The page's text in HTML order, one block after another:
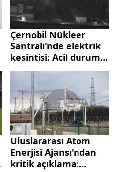
Çernobil Nükleer
Santrali'nde elektrik
kesintisi: Acil durum
ilan edildi
Uluslararası Atom
Enerjisi Ajansı'ndan
kritik açıklama: